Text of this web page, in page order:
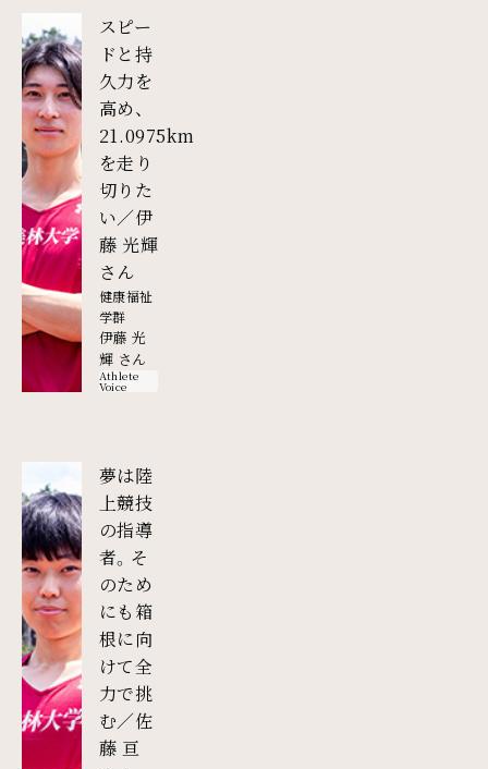
スピー
ドと持
久力を
高め、
21.0975km
を走り
切りた
い／伊
藤 光輝
さん外部リンク
健康福祉
学群
伊藤 光
輝 さん
Athlete
Voice
夢は陸
上競技
の指導
者。そ
のため
にも箱
根に向
けて全
力で挑
む／佐
藤 亘